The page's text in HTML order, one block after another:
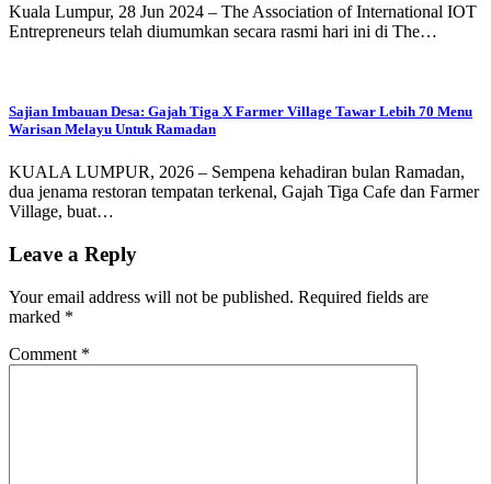
Kuala Lumpur, 28 Jun 2024 – The Association of International IOT
Entrepreneurs telah diumumkan secara rasmi hari ini di The…
Sajian Imbauan Desa: Gajah Tiga X Farmer Village Tawar Lebih 70 Menu
Warisan Melayu Untuk Ramadan
KUALA LUMPUR, 2026 – Sempena kehadiran bulan Ramadan,
dua jenama restoran tempatan terkenal, Gajah Tiga Cafe dan Farmer
Village, buat…
Leave a Reply
Your email address will not be published. Required fields are
marked *
Comment *